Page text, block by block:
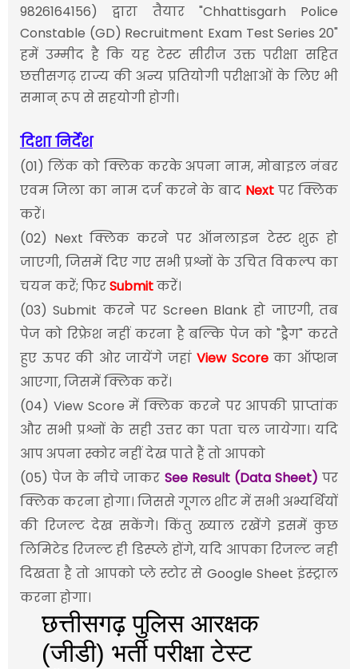
9826164156) द्वारा तैयार "Chhattisgarh Police
Constable (GD) Recruitment Exam Test Series 20"
हमें उम्मीद है कि यह टेस्ट सीरीज उक्त परीक्षा सहित
छत्तीसगढ़ राज्य की अन्य प्रतियोगी परीक्षाओं के लिए भी
समान् रूप से सहयोगी होगी।
दिशा निर्देश
(01) लिंक को क्लिक करके अपना नाम, मोबाइल नंबर
एवम जिला का नाम दर्ज करने के बाद Next पर क्लिक
करें।
(02) Next क्लिक करने पर ऑनलाइन टेस्ट शुरू हो
जाएगी, जिसमें दिए गए सभी प्रश्नों के उचित विकल्प का
चयन करें; फिरSubmitकरें।
(03) Submit करने पर Screen Blank हो जाएगी, तब
पेज को रिफ्रेश नहीं करना है बल्कि पेज को "ड्रैग" करते
हुए ऊपर की ओर जायेंगे जहांView Scoreका ऑप्शन
आएगा, जिसमें क्लिक करें।
(04) View Score में क्लिक करने पर आपकी प्राप्तांक
और सभी प्रश्नों के सही उत्तर का पता चल जायेगा। यदि
आप अपना स्कोर नहीं देख पाते हैं तो आपको
(05) पेज के नीचे जाकर See Result (Data Sheet) पर
क्लिक करना होगा। जिससे गूगल शीट में सभी अभ्यर्थियों
की रिजल्ट देख सकेंगे। किंतु ख्याल रखेंगे इसमें कुछ
लिमिटेड रिजल्ट ही डिस्प्ले होंगे, यदि आपका रिजल्ट नही
दिखता है तो आपको प्ले स्टोर से Google Sheet इंस्ट्राल
करना होगा।